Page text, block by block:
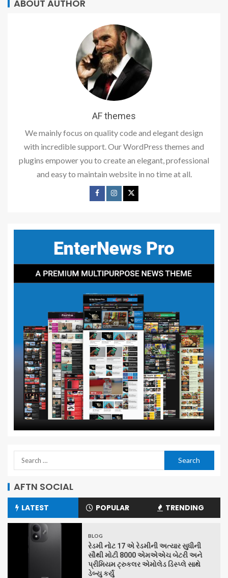
ABOUT AUTHOR
AF themes
We mainly focus on quality code and elegant design
with incredible support. Our WordPress themes and
plugins empower you to create an elegant, professional
and easy to maintain website in no time at all.
AFTN SOCIAL
LATEST POPULAR TRENDING
BLOG
રેડમી નોટ 17 એ રેડમીની અત્યાર સુધીની
સૌથી મોટી 8000 એમએએચ બેટરી અને
પ્રીમિયમ ટ્રુકલર એમોલેડ ડિસ્પ્લે સાથે
ડેબ્યુ કર્યું